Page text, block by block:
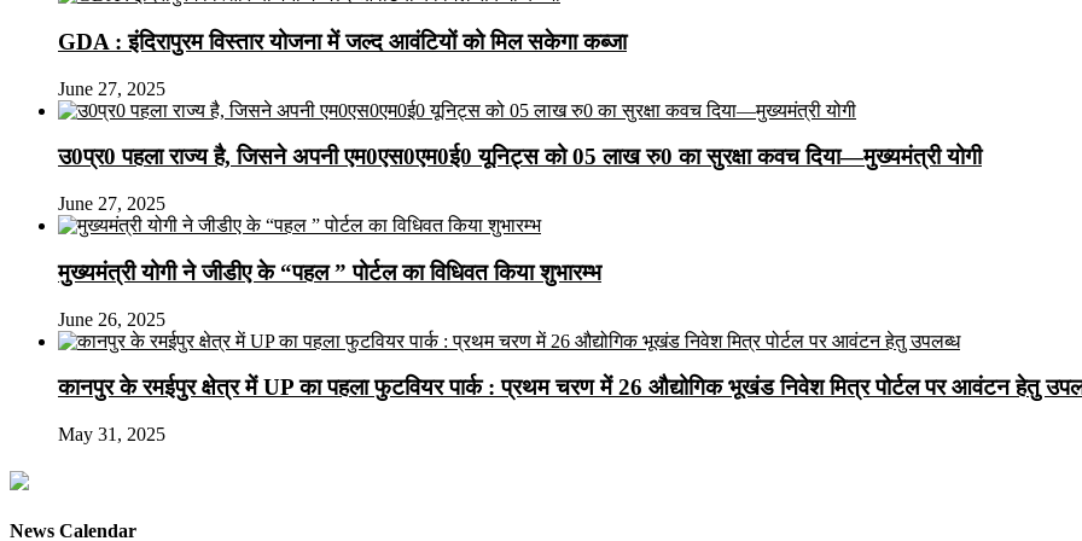
GDA : इंदिरापुरम विस्तार योजना में जल्द आवंटियों को मिल सकेगा कब्जा
June 27, 2025
उ0प्र0 पहला राज्य है, जिसने अपनी एम0एस0एम0ई0 यूनिट्स को 05 लाख रु0 का सुरक्षा कवच दिया—मुख्यमंत्री योगी
June 27, 2025
मुख्यमंत्री योगी ने जीडीए के “पहल ” पोर्टल का विधिवत किया शुभारम्भ
June 26, 2025
कानपुर के रमईपुर क्षेत्र में UP का पहला फुटवियर पार्क : प्रथम चरण में 26 औद्योगिक भूखंड निवेश मित्र पोर्टल पर आवंटन हेतु
May 31, 2025
News Calendar